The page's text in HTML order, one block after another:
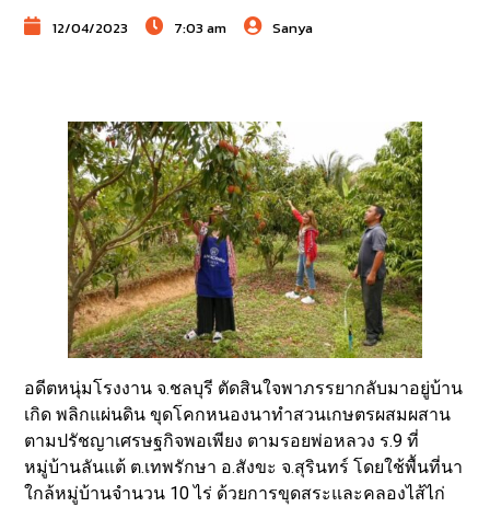
12/04/2023 7:03 am Sanya
อดีตหนุ่มโรงงาน จ.ชลบุรี ตัดสินใจพาภรรยากลับมาอยู่บ้าน
เกิด พลิกแผ่นดิน ขุดโคกหนองนาทำสวนเกษตรผสมผสาน
ตามปรัชญาเศรษฐกิจพอเพียง ตามรอยพ่อหลวง ร.9 ที่
หมู่บ้านลันแต้ ต.เทพรักษา อ.สังขะ จ.สุรินทร์ โดยใช้พื้นที่นา
ใกล้หมู่บ้านจำนวน 10 ไร่ ด้วยการขุดสระและคลองไส้ไก่